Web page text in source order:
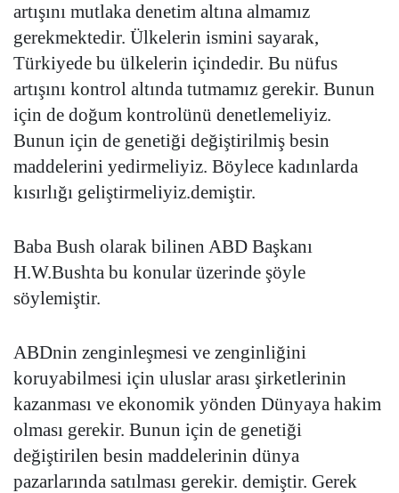
artışını mutlaka denetim altına almamız
gerekmektedir. Ülkelerin ismini sayarak,
Türkiyede bu ülkelerin içindedir. Bu nüfus
artışını kontrol altında tutmamız gerekir. Bunun
için de doğum kontrolünü denetlemeliyiz.
Bunun için de genetiği değiştirilmiş besin
maddelerini yedirmeliyiz. Böylece kadınlarda
kısırlığı geliştirmeliyiz.demiştir.
Baba Bush olarak bilinen ABD Başkanı
H.W.Bushta bu konular üzerinde şöyle
söylemiştir.
ABDnin zenginleşmesi ve zenginliğini
koruyabilmesi için uluslar arası şirketlerinin
kazanması ve ekonomik yönden Dünyaya hakim
olması gerekir. Bunun için de genetiği
değiştirilen besin maddelerinin dünya
pazarlarında satılması gerekir. demiştir. Gerek